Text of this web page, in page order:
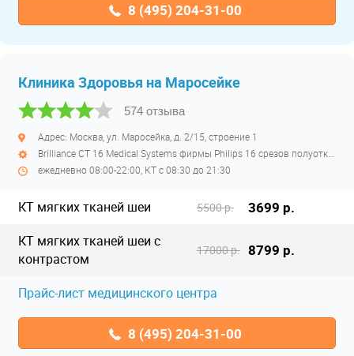
8 (495) 204-31-00
Клиника Здоровья на Маросейке
574 отзыва
Адрес: Москва, ул. Маросейка, д. 2/15, строение 1
ежедневно 08:00-22:00, КТ с 08:30 до 21:30
КТ мягких тканей шеи 5500 р. 3699 р.
КТ мягких тканей шеи с
контрастом
17000 р. 8799 р.
Прайс-лист медицинского центра
8 (495) 204-31-00